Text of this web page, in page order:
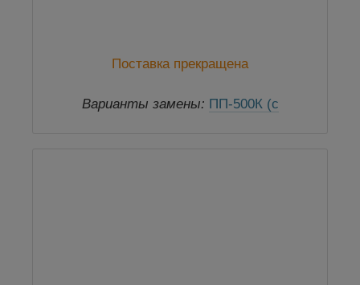
Поставка прекращена
Варианты замены: ПП-500К (с